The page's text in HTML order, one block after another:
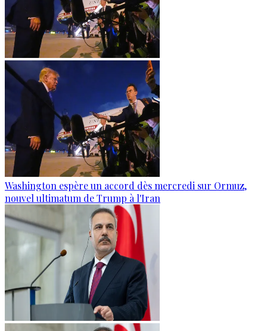
Washington espère un accord dès mercredi sur Ormuz,
nouvel ultimatum de Trump à l'Iran